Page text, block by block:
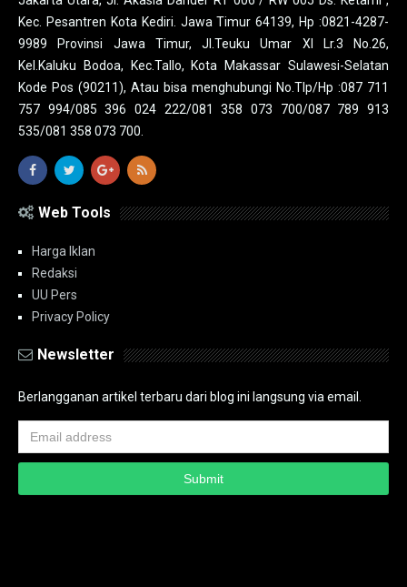
Kec. Pesantren Kota Kediri. Jawa Timur 64139, Hp :0821-4287-
9989 Provinsi Jawa Timur, Jl.Teuku Umar XI Lr.3 No.26,
Kel.Kaluku Bodoa, Kec.Tallo, Kota Makassar Sulawesi-Selatan
Kode Pos (90211), Atau bisa menghubungi No.Tlp/Hp :087 711
757 994/085 396 024 222/081 358 073 700/087 789 913
535/081 358 073 700.
Web Tools
Harga Iklan
Redaksi
UU Pers
Privacy Policy
Newsletter
Berlangganan artikel terbaru dari blog ini langsung via email.